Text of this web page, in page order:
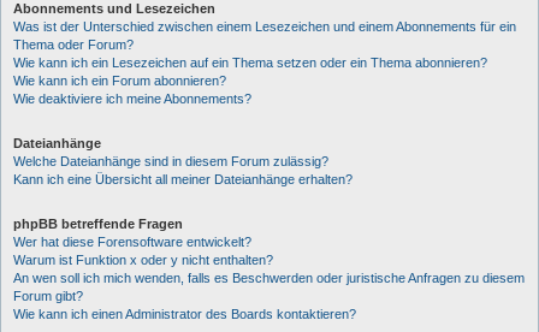
Abonnements und Lesezeichen
Was ist der Unterschied zwischen einem Lesezeichen und einem Abonnements für ein
Thema oder Forum?
Wie kann ich ein Lesezeichen auf ein Thema setzen oder ein Thema abonnieren?
Wie kann ich ein Forum abonnieren?
Wie deaktiviere ich meine Abonnements?
Dateianhänge
Welche Dateianhänge sind in diesem Forum zulässig?
Kann ich eine Übersicht all meiner Dateianhänge erhalten?
phpBB betreffende Fragen
Wer hat diese Forensoftware entwickelt?
Warum ist Funktion x oder y nicht enthalten?
An wen soll ich mich wenden, falls es Beschwerden oder juristische Anfragen zu diesem
Forum gibt?
Wie kann ich einen Administrator des Boards kontaktieren?